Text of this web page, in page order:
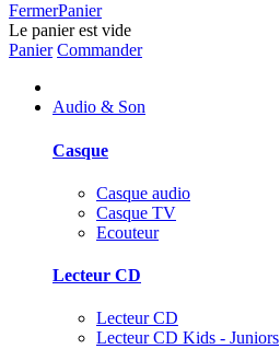
FermerPanier
Le panier est vide
Panier Commander
Audio & Son
Casque
Casque audio
Casque TV
Ecouteur
Lecteur CD
Lecteur CD
Lecteur CD Kids - Juniors